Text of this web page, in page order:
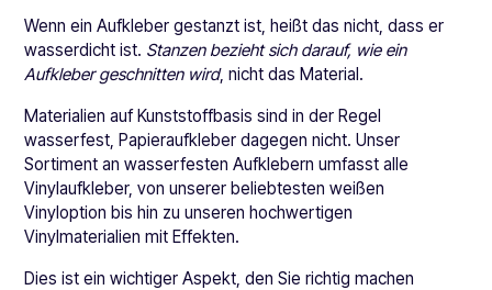
Wenn ein Aufkleber gestanzt ist, heißt das nicht, dass er
wasserdicht ist. Stanzen bezieht sich darauf, wie ein
Aufkleber geschnitten wird, nicht das Material.
Materialien auf Kunststoffbasis sind in der Regel
wasserfest, Papieraufkleber dagegen nicht. Unser
Sortiment an wasserfesten Aufklebern umfasst alle
Vinylaufkleber, von unserer beliebtesten weißen
Vinyloption bis hin zu unseren hochwertigen
Vinylmaterialien mit Effekten.
Dies ist ein wichtiger Aspekt, den Sie richtig machen